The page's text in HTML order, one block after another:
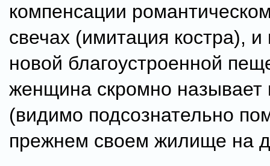
компенсации
свечах (имитация костра),
новой благоустроенной
женщина скромно называет
(видимо подсознательно
прежнем своем жилище на